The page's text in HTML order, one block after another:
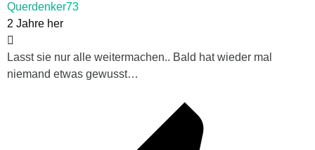
Querdenker73
2 Jahre her
Lasst sie nur alle weitermachen.. Bald hat wieder mal
niemand etwas gewusst…